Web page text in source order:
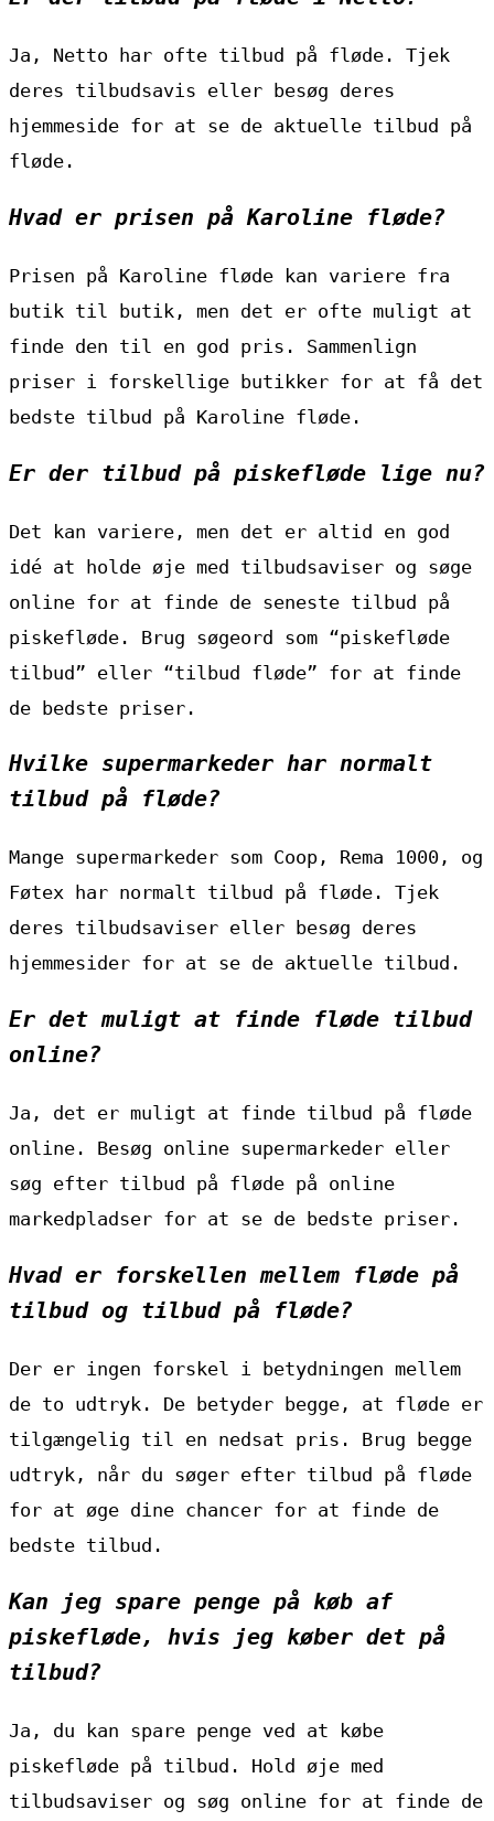
Ja, Netto har ofte tilbud på fløde. Tjek
deres tilbudsavis eller besøg deres
hjemmeside for at se de aktuelle tilbud på
fløde.
Hvad er prisen på Karoline fløde?
Prisen på Karoline fløde kan variere fra
butik til butik, men det er ofte muligt at
finde den til en god pris. Sammenlign
priser i forskellige butikker for at få det
bedste tilbud på Karoline fløde.
Er der tilbud på piskefløde lige nu?
Det kan variere, men det er altid en god
idé at holde øje med tilbudsaviser og søge
online for at finde de seneste tilbud på
piskefløde. Brug søgeord som “piskefløde
tilbud” eller “tilbud fløde” for at finde
de bedste priser.
Hvilke supermarkeder har normalt
tilbud på fløde?
Mange supermarkeder som Coop, Rema 1000, og
Føtex har normalt tilbud på fløde. Tjek
deres tilbudsaviser eller besøg deres
hjemmesider for at se de aktuelle tilbud.
Er det muligt at finde fløde tilbud
online?
Ja, det er muligt at finde tilbud på fløde
online. Besøg online supermarkeder eller
søg efter tilbud på fløde på online
markedpladser for at se de bedste priser.
Hvad er forskellen mellem fløde på
tilbud og tilbud på fløde?
Der er ingen forskel i betydningen mellem
de to udtryk. De betyder begge, at fløde er
tilgængelig til en nedsat pris. Brug begge
udtryk, når du søger efter tilbud på fløde
for at øge dine chancer for at finde de
bedste tilbud.
Kan jeg spare penge på køb af
piskefløde, hvis jeg køber det på
tilbud?
Ja, du kan spare penge ved at købe
piskefløde på tilbud. Hold øje med
tilbudsaviser og søg online for at finde de